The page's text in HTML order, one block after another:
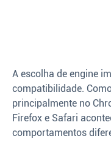
A escolha de engine
compatibilidade.
principalmente no
Firefox e Safari
comportamentos